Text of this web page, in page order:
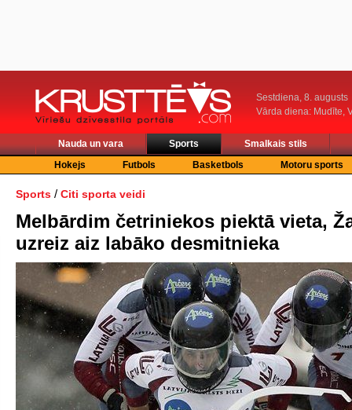
Sestdiena, 8. augusts
Vārda diena: Mudīte,
Nauda un vara Sports
Smalkais stils
Hokejs
Futbols Basketbols Motoru sports
Sports / Citi sporta veidi
Melbārdim četriniekos piektā vieta,
uzreiz aiz labāko desmitnieka